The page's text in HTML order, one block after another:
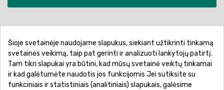
Pirkimo sąlygos ir taisyklės
Privatumo politika
Garantinis aptarnavimas
Prekių pristatymas
Prekių grąžinimas
Atsiskaitymo būdai
Šioje svetainėje naudojame slapukus, siekiant užtikrinti tinkamą
svetainės veikimą, taip pat gerinti ir analizuoti lankytojų patirtį.
Tam tikri slapukai yra būtini, kad mūsų svetainė veiktų tinkamai
ir kad galėtumėte naudotis jos funkcijomis Jei sutiksite su
funkciniais ir statistiniais (analitiniais) slapukais, galėsime